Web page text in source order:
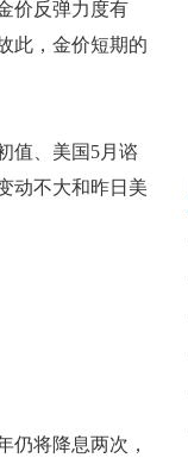
价反弹力度有
此，金价短期的
值、美国5月谘
动不大和昨日美
将降息两次，